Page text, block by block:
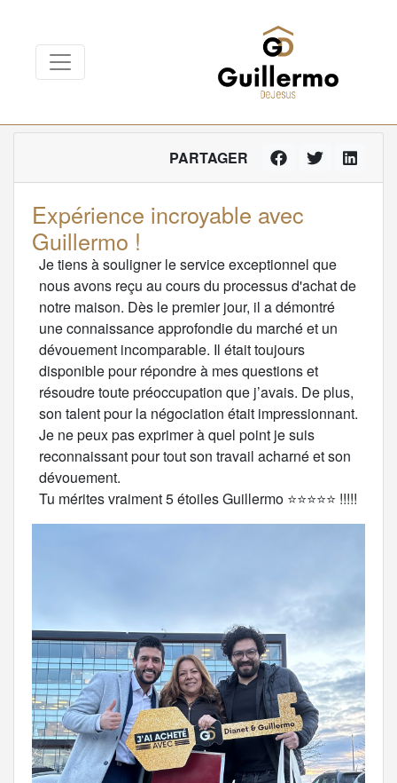
PARTAGER
Expérience incroyable avec
Guillermo !
Je tiens à souligner le service exceptionnel que
nous avons reçu au cours du processus d'achat de
notre maison. Dès le premier jour, il a démontré
une connaissance approfondie du marché et un
dévouement incomparable. Il était toujours
disponible pour répondre à mes questions et
résoudre toute préoccupation que j’avais. De plus,
son talent pour la négociation était impressionnant.
Je ne peux pas exprimer à quel point je suis
reconnaissant pour tout son travail acharné et son
dévouement.
Tu mérites vraiment 5 étoiles Guillermo ⭐️⭐️⭐️⭐️⭐️ !!!!!